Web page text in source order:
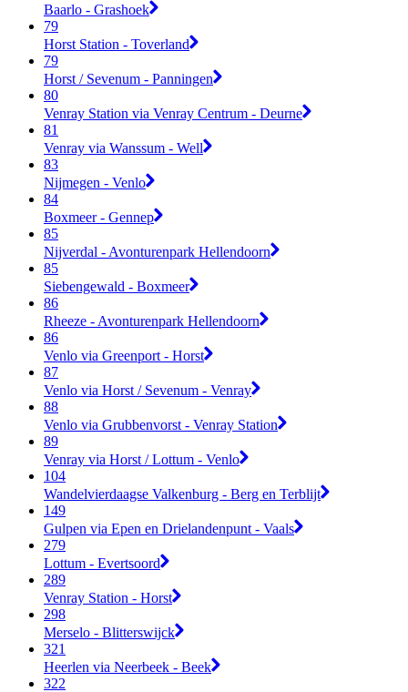
Baarlo - Grashoek
79
Horst Station - Toverland
79
Horst / Sevenum - Panningen
80
Venray Station via Venray Centrum - Deurne
81
Venray via Wanssum - Well
83
Nijmegen - Venlo
84
Boxmeer - Gennep
85
Nijverdal - Avonturenpark Hellendoorn
85
Siebengewald - Boxmeer
86
Rheeze - Avonturenpark Hellendoorn
86
Venlo via Greenport - Horst
87
Venlo via Horst / Sevenum - Venray
88
Venlo via Grubbenvorst - Venray Station
89
Venray via Horst / Lottum - Venlo
104
Wandelvierdaagse Valkenburg - Berg en Terblijt
149
Gulpen via Epen en Drielandenpunt - Vaals
279
Lottum - Evertsoord
289
Venray Station - Horst
298
Merselo - Blitterswijck
321
Heerlen via Neerbeek - Beek
322